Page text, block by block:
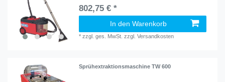
802,75 € *
In den Warenkorb
*zzgl. ges. MwSt. zzgl.Versandkosten
Sprühextraktionsmaschine TW 600